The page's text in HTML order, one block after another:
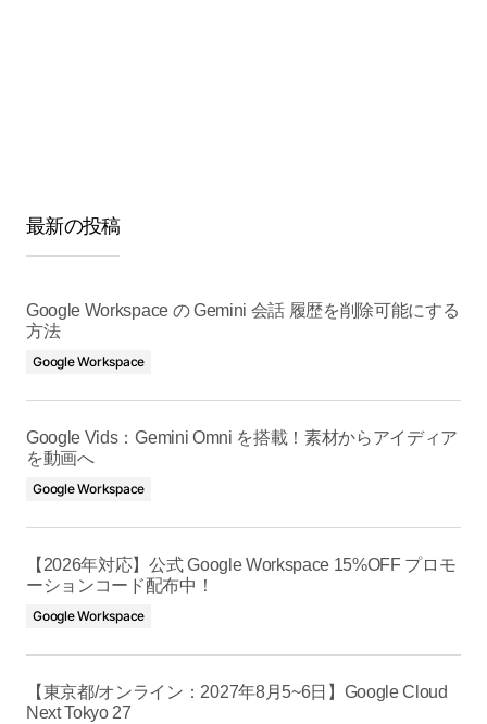
最新の投稿
Google Workspace の Gemini 会話 履歴を削除可能にする
方法
Google Workspace
Google Vids：Gemini Omni を搭載！素材からアイディア
を動画へ
Google Workspace
【2026年対応】公式 Google Workspace 15%OFF プロモ
ーションコード配布中！
Google Workspace
【東京都/オンライン：2027年8月5~6日】Google Cloud
Next Tokyo 27